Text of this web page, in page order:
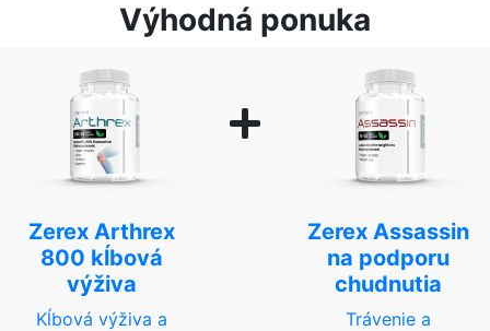
Výhodná ponuka
Zerex Arthrex
800 kĺbová
výživa
Kĺbová výživa a
Zerex Assassin
na podporu
chudnutia
Trávenie a